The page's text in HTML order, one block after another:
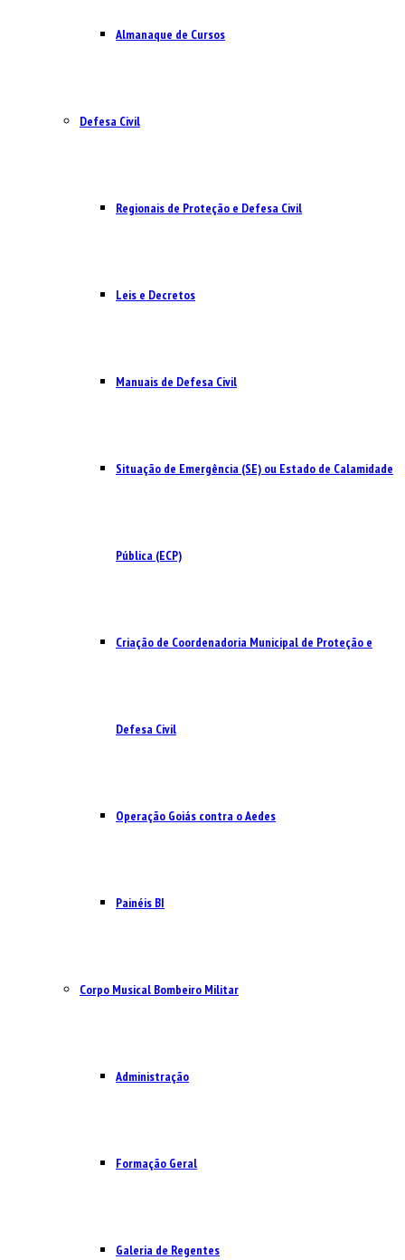
Almanaque de Cursos
Defesa Civil
Regionais de Proteção e Defesa Civil
Leis e Decretos
Manuais de Defesa Civil
Situação de Emergência (SE) ou Estado de Calamidade
Pública (ECP)
Criação de Coordenadoria Municipal de Proteção e
Defesa Civil
Operação Goiás contra o Aedes
Painéis BI
Corpo Musical Bombeiro Militar
Administração
Formação Geral
Galeria de Regentes